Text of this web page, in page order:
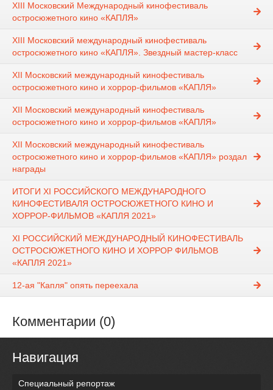
XIII Московский Международный кинофестиваль
остросюжетного кино «КАПЛЯ»
XIII Московский международный кинофестиваль
остросюжетного кино «КАПЛЯ». Звездный мастер-класс
XII Московский международный кинофестиваль
остросюжетного кино и хоррор-фильмов «КАПЛЯ»
XII Московский международный кинофестиваль
остросюжетного кино и хоррор-фильмов «КАПЛЯ»
XII Московский международный кинофестиваль
остросюжетного кино и хоррор-фильмов «КАПЛЯ» роздал
награды
ИТОГИ XI РОССИЙСКОГО МЕЖДУНАРОДНОГО
КИНОФЕСТИВАЛЯ ОСТРОСЮЖЕТНОГО КИНО И
ХОРРОР-ФИЛЬМОВ «КАПЛЯ 2021»
XI РОССИЙСКИЙ МЕЖДУНАРОДНЫЙ КИНОФЕСТИВАЛЬ
ОСТРОСЮЖЕТНОГО КИНО И ХОРРОР ФИЛЬМОВ
«КАПЛЯ 2021»
12-ая "Капля" опять переехала
Комментарии (0)
Навигация
Специальный репортаж